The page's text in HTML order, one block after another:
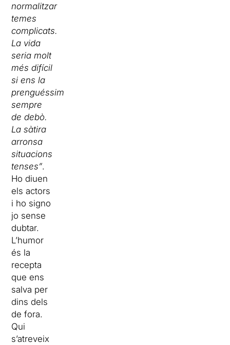
normalitzar
temes
complicats.
La vida
seria molt
més difícil
si ens la
prenguéssim
sempre
de debò.
La sàtira
arronsa
situacions
tenses”.
Ho diuen
els actors
i ho signo
jo sense
dubtar.
L’humor
és la
recepta
que ens
salva per
dins dels
de fora.
Qui
s’atreveix